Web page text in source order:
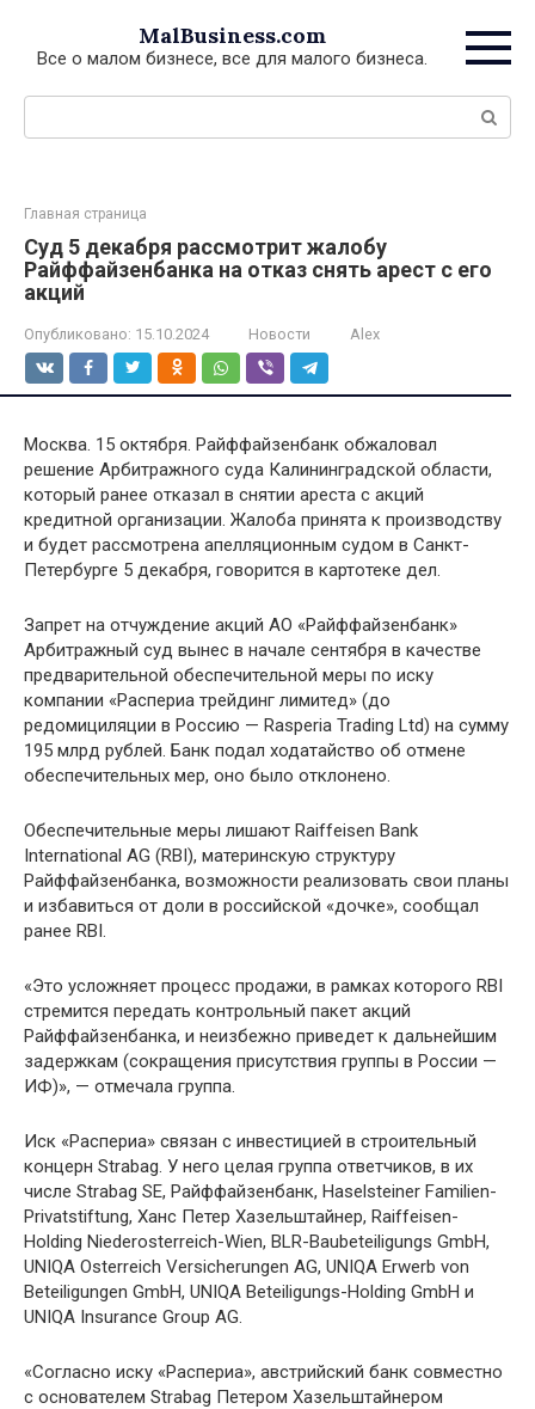
контенту
MalBusiness.com
Все о малом бизнесе, все для малого бизнеса.
Поиск:
Главная страница
Суд 5 декабря рассмотрит жалобу
Райффайзенбанка на отказ снять арест с его
акций
Опубликовано: 15.10.2024 Новости Alex
Москва. 15 октября. Райффайзенбанк обжаловал
решение Арбитражного суда Калининградской области,
который ранее отказал в снятии ареста с акций
кредитной организации. Жалоба принята к производству
и будет рассмотрена апелляционным судом в Санкт-
Петербурге 5 декабря, говорится в картотеке дел.
Запрет на отчуждение акций АО «Райффайзенбанк»
Арбитражный суд вынес в начале сентября в качестве
предварительной обеспечительной меры по иску
компании «Распериа трейдинг лимитед» (до
редомициляции в Россию — Rasperia Trading Ltd) на сумму
195 млрд рублей. Банк подал ходатайство об отмене
обеспечительных мер, оно было отклонено.
Обеспечительные меры лишают Raiffeisen Bank
International AG (RBI), материнскую структуру
Райффайзенбанка, возможности реализовать свои планы
и избавиться от доли в российской «дочке», сообщал
ранее RBI.
«Это усложняет процесс продажи, в рамках которого RBI
стремится передать контрольный пакет акций
Райффайзенбанка, и неизбежно приведет к дальнейшим
задержкам (сокращения присутствия группы в России —
ИФ)», — отмечала группа.
Иск «Распериа» связан с инвестицией в строительный
концерн Strabag. У него целая группа ответчиков, в их
числе Strabag SE, Райффайзенбанк, Haselsteiner Familien-
Privatstiftung, Ханс Петер Хазельштайнер, Raiffeisen-
Holding Niederosterreich-Wien, BLR-Baubeteiligungs GmbH,
UNIQA Osterreich Versicherungen AG, UNIQA Erwerb von
Beteiligungen GmbH, UNIQA Beteiligungs-Holding GmbH и
UNIQA Insurance Group AG.
«Согласно иску «Распериа», австрийский банк совместно
с основателем Strabag Петером Хазельштайнером